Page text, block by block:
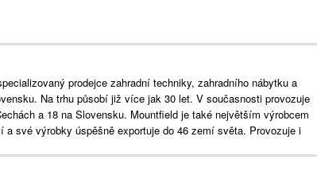
prodejce zahradní techniky, zahradního nábytku a
Na trhu působí již více jak 30 let. V současnosti provozuje
a 18 na Slovensku. Mountfield je také největším výrobcem
a své výrobky úspěšně exportuje do 46 zemí světa. Provozuje i